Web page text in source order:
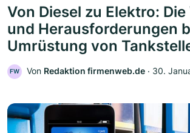
Von Diesel zu Elektro:
und Herausforderungen
Umrüstung von
FW Von Redaktion firmenweb.de ‧ 30.